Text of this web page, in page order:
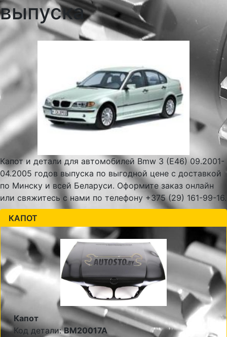
выпуска
Капот и детали для автомобилей Bmw 3 (E46) 09.2001-
04.2005 годов выпуска по выгодной цене с доставкой
по Минску и всей Беларуси. Оформите заказ онлайн
или свяжитесь с нами по телефону +375 (29) 161-99-16.
КАПОТ
Капот
Код детали:BM20017A